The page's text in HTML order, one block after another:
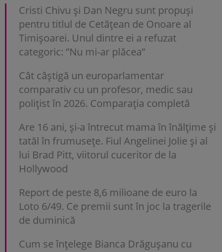
Cristi Chivu și Dan Negru sunt propuși
pentru titlul de Cetățean de Onoare al
Timișoarei. Unul dintre ei a refuzat
categoric: ”Nu mi-ar plăcea”
Cât câștigă un europarlamentar
comparativ cu un profesor, medic sau
polițist în 2026. Comparația completă
Are 16 ani, și-a întrecut mama în înălțime și
tatăl în frumusețe. Fiul Angelinei Jolie și al
lui Brad Pitt, viitorul cuceritor de la
Hollywood
Report de peste 8,6 milioane de euro la
Loto 6/49. Ce premii sunt în joc la tragerile
de duminică
Cum se înțelege Bianca Drăgușanu cu